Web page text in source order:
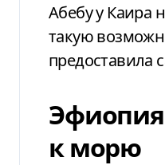
Абебу у Каира
такую
предоставила
к морю